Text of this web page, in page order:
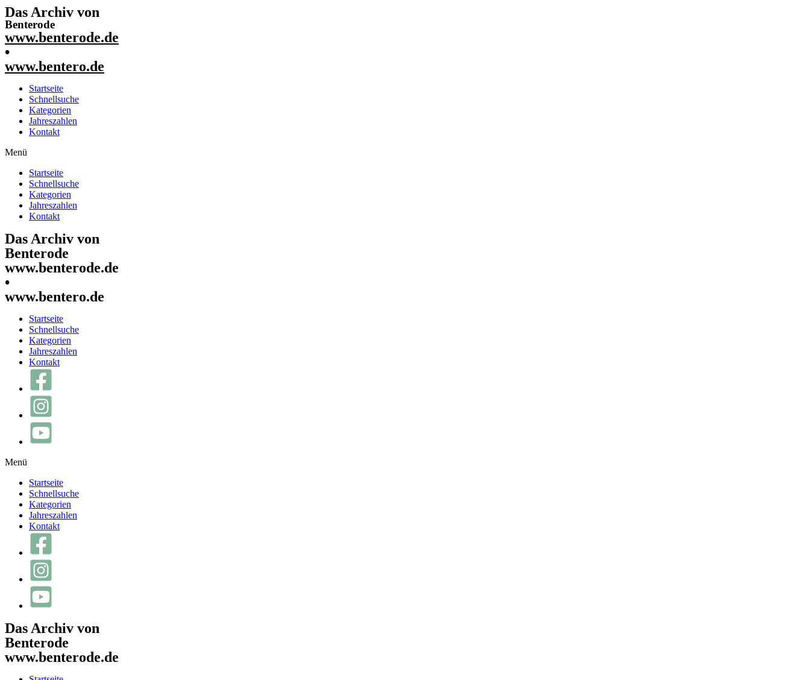
Das Archiv von
Benterode
www.benterode.de
•
www.bentero.de
Startseite
Schnellsuche
Kategorien
Jahreszahlen
Kontakt
Menü
Startseite
Schnellsuche
Kategorien
Jahreszahlen
Kontakt
Das Archiv von
Benterode
www.benterode.de
•
www.bentero.de
Startseite
Schnellsuche
Kategorien
Jahreszahlen
Kontakt
Menü
Startseite
Schnellsuche
Kategorien
Jahreszahlen
Kontakt
Das Archiv von
Benterode
www.benterode.de